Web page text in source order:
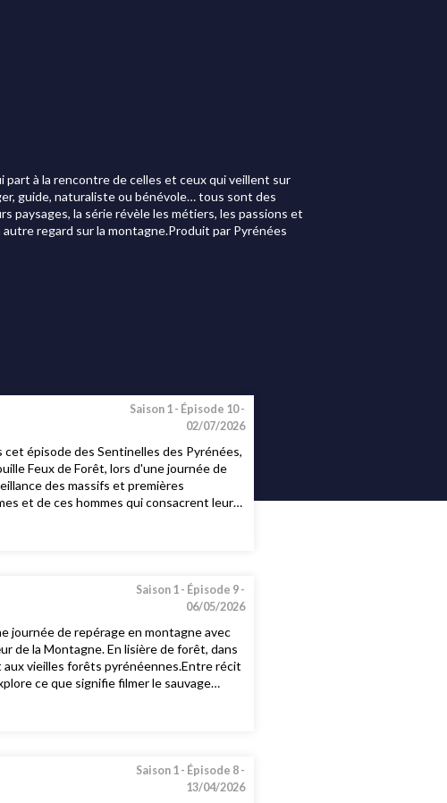
à la rencontre de celles et ceux qui veillent sur
guide, naturaliste ou bénévole… tous sont des
paysages, la série révèle les métiers, les passions et
regard sur la montagne.Produit par Pyrénées
Saison 1 - Épisode 10 -
02/07/2026
épisode des Sentinelles des Pyrénées,
Feux de Forêt, lors d'une journée de
des massifs et premières
et de ces hommes qui consacrent leur
Saison 1 - Épisode 9 -
06/05/2026
journée de repérage en montagne avec
de la Montagne. En lisière de forêt, dans
aux vieilles forêts pyrénéennes.Entre récit
ce que signifie filmer le sauvage
Saison 1 - Épisode 8 -
13/04/2026